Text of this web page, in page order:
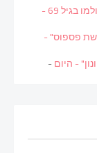
המפיק המוזיקלי הבריטי ויליאם אורביט הלך לעולמו בגיל 69 -
פספוס" -
- היום-